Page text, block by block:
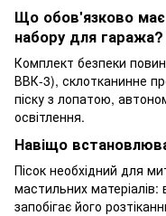
Що обов'язково
набору для гаража?
Комплект безпеки
ВВК-3), склотканинне
піску з лопатою,
освітлення.
Навіщо
Пісок необхідний для
мастильних матеріалів:
запобігає його